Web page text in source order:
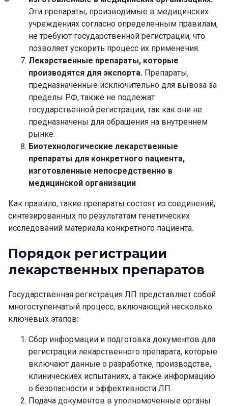
Эти препараты, производимые в медицинских
учреждениях согласно определенным правилам,
не требуют государственной регистрации, что
позволяет ускорить процесс их применения.
Лекарственные препараты, которые
производятся для экспорта. Препараты,
предназначенные исключительно для вывоза за
пределы РФ, также не подлежат
государственной регистрации, так как они не
предназначены для обращения на внутреннем
рынке.
Биотехнологические лекарственные
препараты для конкретного пациента,
изготовленные непосредственно в
медицинской организации
Как правило, такие препараты состоят из соединений,
синтезированных по результатам генетических
исследований материала конкретного пациента.
Порядок регистрации
лекарственных препаратов
Государственная регистрация ЛП представляет собой
многоступенчатый процесс, включающий несколько
ключевых этапов:
Сбор информации и подготовка документов для
регистрации лекарственного препарата, которые
включают данные о разработке, производстве,
клиническиех испытаниях, а также информацию
о безопасности и эффективности ЛП.
Подача документов в уполномоченные органы